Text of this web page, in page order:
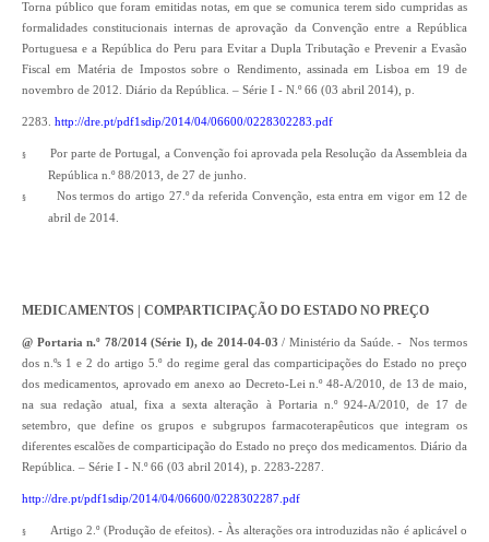
Torna público que foram emitidas notas, em que se comunica terem sido cumpridas as
formalidades constitucionais internas de aprovação da Convenção entre a República
Portuguesa e a República do Peru para Evitar a Dupla Tributação e Prevenir a Evasão
Fiscal em Matéria de Impostos sobre o Rendimento, assinada em Lisboa em 19 de
novembro de 2012. Diário da República. – Série I - N.º 66 (03 abril 2014), p.
2283. http://dre.pt/pdf1sdip/2014/04/06600/0228302283.pdf
§
Por parte de Portugal, a Convenção foi aprovada pela Resolução da Assembleia da
República n.º 88/2013, de 27 de junho.
§
Nos termos do artigo 27.º da referida Convenção, esta entra em vigor em 12 de
abril de 2014.
MEDICAMENTOS | COMPARTICIPAÇÃO DO ESTADO NO PREÇO
@ Portaria n.º 78/2014 (Série I), de 2014-04-03 / Ministério da Saúde. - Nos termos
dos n.ºs 1 e 2 do artigo 5.º do regime geral das comparticipações do Estado no preço
dos medicamentos, aprovado em anexo ao Decreto-Lei n.º 48-A/2010, de 13 de maio,
na sua redação atual, fixa a sexta alteração à Portaria n.º 924-A/2010, de 17 de
setembro, que define os grupos e subgrupos farmacoterapêuticos que integram os
diferentes escalões de comparticipação do Estado no preço dos medicamentos. Diário da
República. – Série I - N.º 66 (03 abril 2014), p. 2283-2287.
http://dre.pt/pdf1sdip/2014/04/06600/0228302287.pdf
§ Artigo 2.º (Produção de efeitos). - Às alterações ora introduzidas não é aplicável o